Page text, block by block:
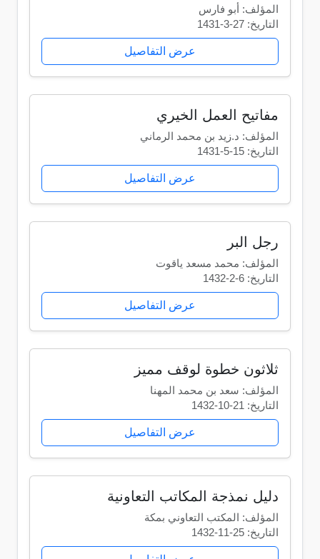
المؤلف: أبو فارس
التاريخ: 27-3-1431
عرض التفاصيل
مفاتيح العمل الخيري
المؤلف: د.زيد بن محمد الرماني
التاريخ: 15-5-1431
عرض التفاصيل
رجل البر
المؤلف: محمد مسعد ياقوت
التاريخ: 6-2-1432
عرض التفاصيل
ثلاثون خطوة لوقف مميز
المؤلف: سعد بن محمد المهنا
التاريخ: 21-10-1432
عرض التفاصيل
دليل نمذجة المكاتب التعاونية
المؤلف: المكتب التعاوني بمكة
التاريخ: 25-11-1432